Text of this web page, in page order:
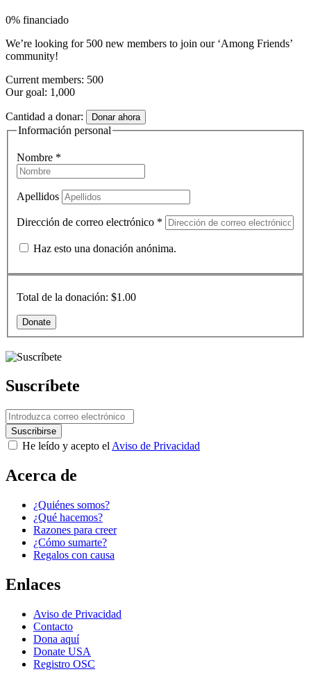
0% financiado
We’re looking for 500 new members to join our ‘Among Friends’
community!
Current members: 500
Our goal: 1,000
Cantidad a donar: Donar ahora
Información personal
Nombre *
Apellidos
Dirección de correo electrónico *
Haz esto una donación anónima.
Total de la donación: $1.00
Suscríbete
He leído y acepto el Aviso de Privacidad
Acerca de
¿Quiénes somos?
¿Qué hacemos?
Razones para creer
¿Cómo sumarte?
Regalos con causa
Enlaces
Aviso de Privacidad
Contacto
Dona aquí
Donate USA
Registro OSC